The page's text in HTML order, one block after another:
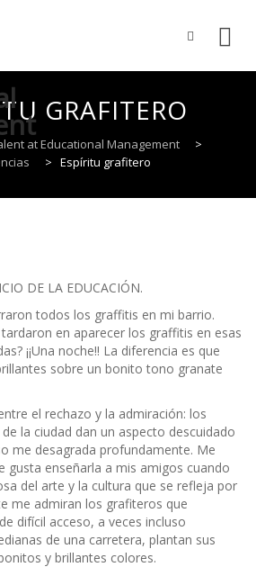
GRAFITERO
at Educational Management
>
> Espíritu grafitero
DE LA EDUCACIÓN.
todos los graffitis en mi barrio.
en aparecer los graffitis en esas
¡¡Una noche!! La diferencia es que
sobre un bonito tono granate
el rechazo y la admiración: los
la ciudad dan un aspecto descuidado
me desagrada profundamente. Me
gusta enseñarla a mis amigos cuando
del arte y la cultura que se refleja por
me admiran los grafiteros que
difícil acceso, a veces incluso
de una carretera, plantan sus
y brillantes colores.